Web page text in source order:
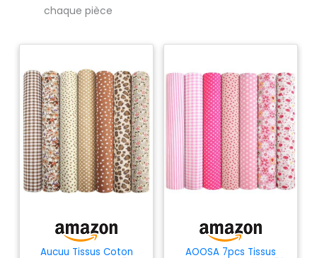
chaque pièce
Aucuu Tissus Coton AOOSA 7pcs Tissus